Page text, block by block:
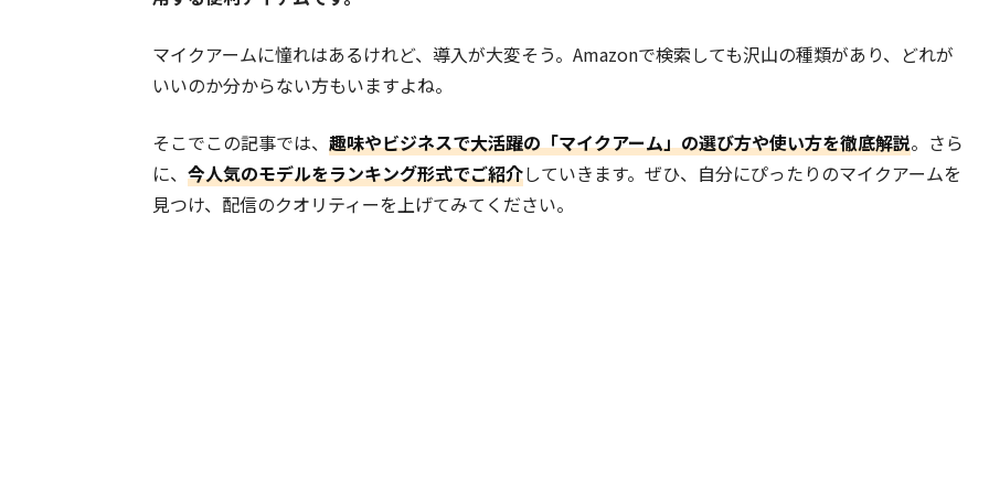
マイクアームに憧れはあるけれど、導入が大変そう。Amazonで検索しても沢山の種類があり、どれが
いいのか分からない方もいますよね。
そこでこの記事では、 趣味やビジネスで大活躍の「マイクアーム」の選び方や使い方を徹底解説。さら
に、 今人気のモデルをランキング形式でご紹介していきます。ぜひ、自分にぴったりのマイクアームを
見つけ、配信のクオリティーを上げてみてください。